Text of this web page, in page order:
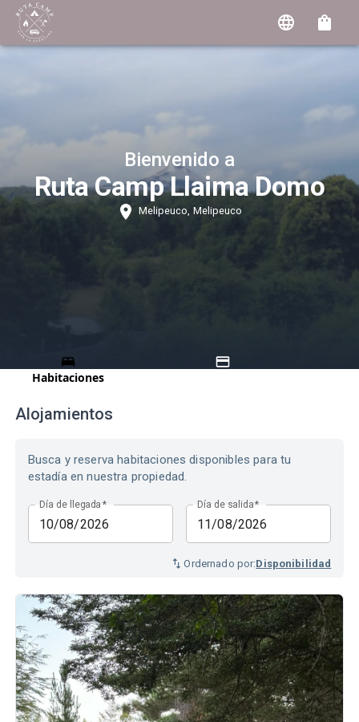
Bienvenido a
Ruta Camp Llaima Domo
Melipeuco Melipeuco
Habitaciones
Alojamientos
Busca y reserva habitaciones disponibles para tu
estadía en nuestra propiedad.
Día de llegada * Día de salida*
Ordernado por:Disponibilidad